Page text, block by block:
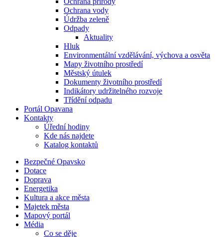
Ochrana vody
Údržba zeleně
Odpady
Aktuality
Hluk
Environmentální vzdělávání, výchova a osvěta
Mapy životního prostředí
Městský útulek
Dokumenty životního prostředí
Indikátory udržitelného rozvoje
Třídění odpadu
Portál Opavana
Kontakty
Úřední hodiny
Kde nás najdete
Katalog kontaktů
Bezpečné Opavsko
Dotace
Doprava
Energetika
Kultura a akce města
Majetek města
Mapový portál
Média
Co se děje